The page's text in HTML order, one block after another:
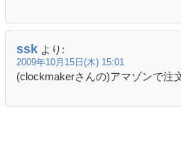
ssk より:
2009年10月15日(木) 15:01
(clockmakerさんの)アマゾンで注